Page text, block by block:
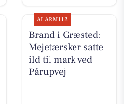
ALARM112
Brand i Græsted:
Mejetærsker satte
ild til mark ved
Pårupvej